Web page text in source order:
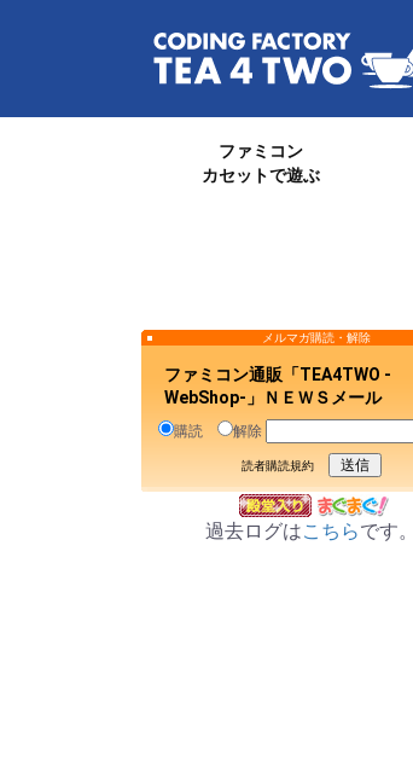
ファミコン
カセットで遊ぶ
メルマガ購読・解除
ファミコン通販「TEA4TWO -
WebShop-」ＮＥＷＳメール
購読 解除
読者購読規約
過去ログはこちらです。